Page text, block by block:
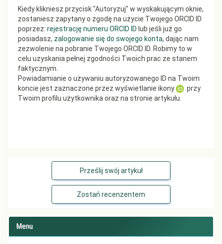
Kiedy klikniesz przycisk "Autoryzuj" w wyskakującym oknie,
zostaniesz zapytany o zgodę na użycie Twojego ORCID ID
poprzez: rejestrację numeru ORCID ID lub jeśli już go
posiadasz, zalogowanie się do swojego konta, dając nam
zezwolenie na pobranie Twojego ORCID ID. Robimy to w
celu uzyskania pełnej zgodności Twoich prac ze stanem
faktycznym.
Powiadamianie o używaniu autoryzowanego ID na Twoim
koncie jest zaznaczone przez wyświetlanie ikony
przy
Twoim profilu użytkownika oraz na stronie artykułu.
Prześlij swój artykuł
Zostań recenzentem
Menu